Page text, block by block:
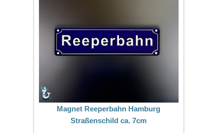
Magnet Reeperbahn Hamburg
Straßenschild ca. 7cm